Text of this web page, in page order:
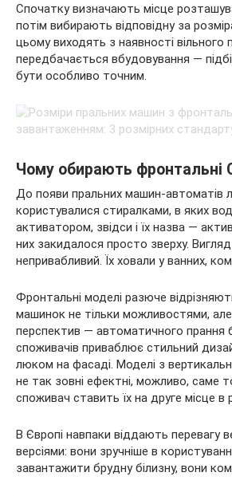
Спочатку визначають місце
потім вибирають відповідну за
цьому виходять з наявності
передбачається вбудовування —
бути особливо точним.
Чому обирають фронтальні
До появи пральних машин-автоматів
користувалися стиралками, в яких
активатором, звідси і їх назва —
них закидалося просто зверху.
непривабливий. Їх ховали у ванних,
Фронтальні моделі разюче
машинок не тільки можливостями, але
перспектив — автоматичного прання
споживачів приваблює стильний
люком на фасаді. Моделі з
не так зовні ефектні, можливо, саме
споживач ставить їх на друге місце в
В Європі навпаки віддають перевагу
версіями: вони зручніше в
завантажити брудну білизну, вони